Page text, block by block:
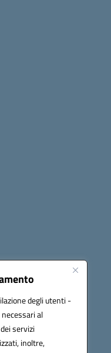
degli utenti -
al
servizi
inoltre,